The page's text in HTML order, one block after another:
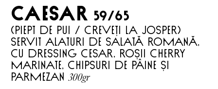
Caesar 59/65
(Piept de pui / creveți la Josper)
servit alaturi de salată romană,
cu dressing Cesar, roșii cherry
marinate, chipsuri de pâine și
parmezan 300gr